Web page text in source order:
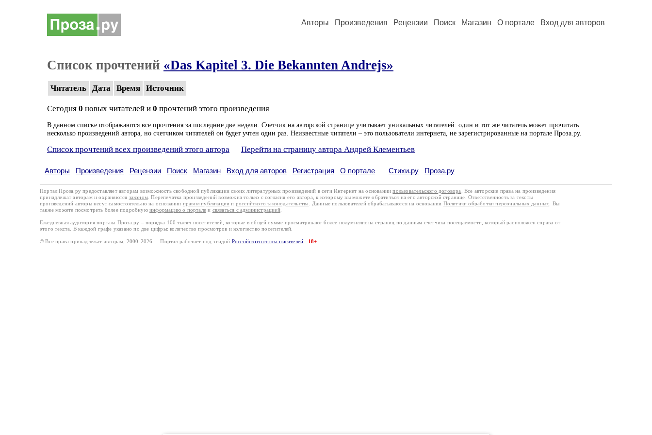
Авторы Произведения Рецензии Поиск Магазин О портале Вход для авторов
Список прочтений «Das Kapitel 3. Die Bekannten Andrejs»
Читатель Дата Время Источник
Сегодня 0 новых читателей и 0 прочтений этого произведения
В данном списке отображаются все прочтения за последние две недели. Счетчик на авторской странице учитывает уникальных читателей: один и тот же читатель может прочитать
несколько произведений автора, но счетчиком читателей он будет учтен один раз. Неизвестные читатели – это пользователи интернета, не зарегистрированные на портале Проза.ру.
Список прочтений всех произведений этого автора Перейти на страницу автора Андрей Клементьев
Авторы Произведения Рецензии Поиск Магазин Вход для авторов Регистрация О портале Стихи.ру Проза.ру
Портал Проза.ру предоставляет авторам возможность свободной публикации своих литературных произведений в сети Интернет на основаниипользовательского договора
. Все авторские права на произведения
принадлежат авторам и охраняются законом . Перепечатка произведений возможна только с согласия его автора, к которому вы можете обратиться на его авторской странице. Ответственность за тексты
произведений авторы несут самостоятельно на основании правил публикации и российского законодательства . Данные пользователей обрабатываются на основании Политики обработки персональных данных
. Вы
также можете посмотреть более подробную информацию о портале и связаться с администрацией.
Ежедневная аудитория портала Проза.ру – порядка 100 тысяч посетителей, которые в общей сумме просматривают более полумиллиона страниц по данным счетчика посещаемости, который расположен справа от
этого текста. В каждой графе указано по две цифры: количество просмотров и количество посетителей.
© Все права принадлежат авторам, 2000-2026 Портал работает под эгидой Российского союза писателей 18+